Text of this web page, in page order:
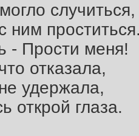
случиться,
ним
- Прости меня!
отказала,
удержала,
открой глаза.